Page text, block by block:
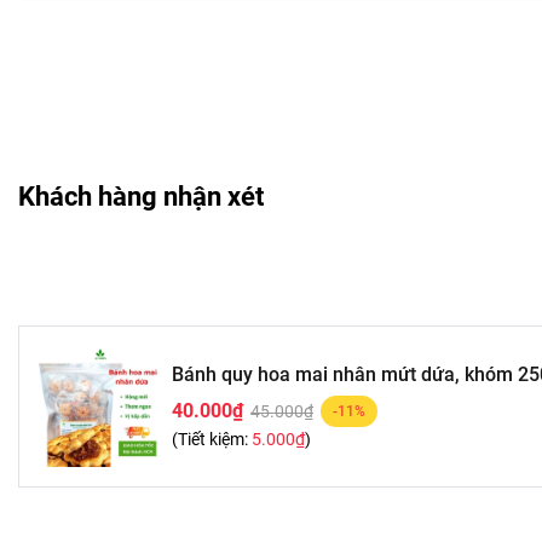
Thích hợp làm bánh ăn vặt trong giờ làm việc, giờ giải
Nếu người dùng có cơ địa dị ứng với các thành phần
Hướng dẫn bảo quản:
Bảo quản nơi khô ráo, thoáng mát, tránh ánh nắng trực
Đóng kín miệng túi zip sau mỗi lần mở để giữ độ giòn
Khách hàng nhận xét
Bánh quy hoa mai nhân mứt dứa, khóm
40.000₫ 45.000₫ -11%
(Tiết kiệm: 5.000₫)